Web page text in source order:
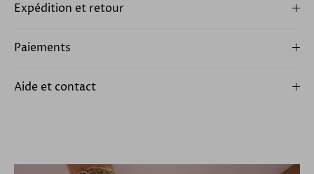
Expédition et retour
Paiements
Aide et contact